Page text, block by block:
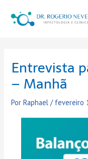
para
Entrevista
– Manhã
PorRaphael/ fevereiro